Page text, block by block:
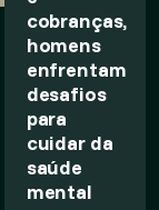
cobranças,
homens
enfrentam
desafios
para
cuidar da
saúde
mental